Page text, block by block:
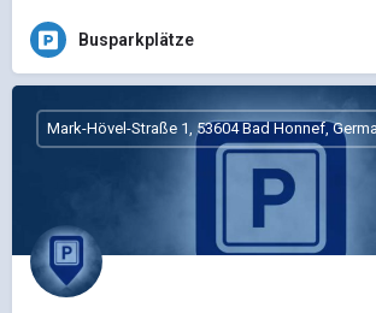
Busparkplätze
Mark-Hövel-Straße 1, 53604 Bad Honnef,